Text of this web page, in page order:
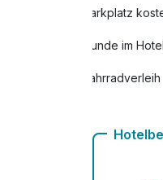
Parkplatz
Hunde im
Fahrradverleih